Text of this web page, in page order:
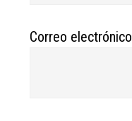
Correo electrónico